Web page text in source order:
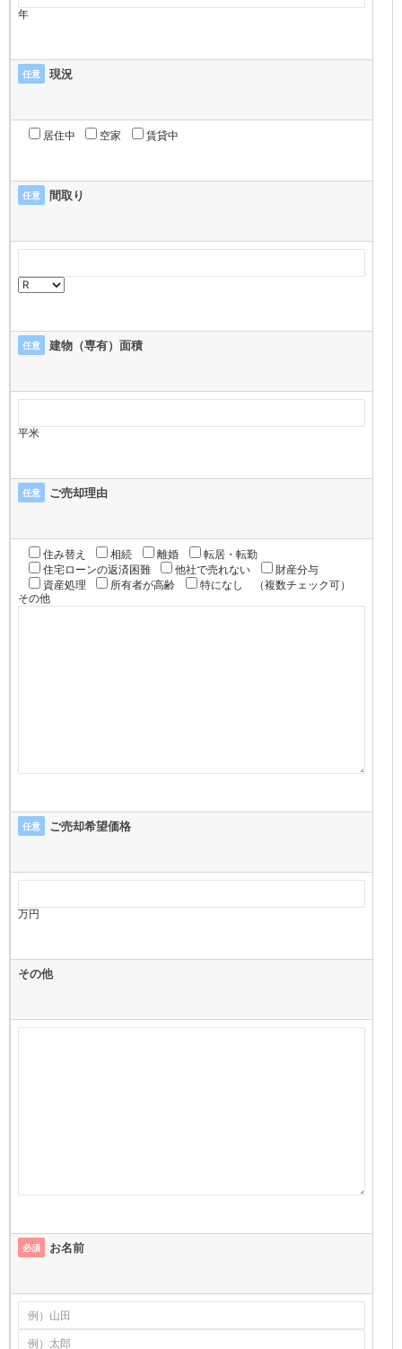
年
任意 現況
居住中 空家 賃貸中
任意 間取り
任意 建物（専有）面積
平米
任意 ご売却理由
住み替え 相続 離婚
転居・転勤
住宅ローンの返済困難
他社で売れない
財産分与
資産処理
所有者が高齢 特になし
（複数チェック可）
その他
任意 ご売却希望価格
万円
その他
必須 お名前